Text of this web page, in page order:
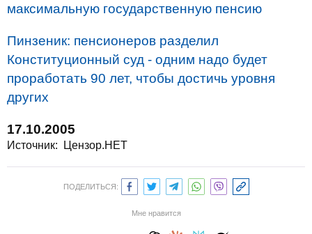
максимальную государственную пенсию
Пинзеник: пенсионеров разделил
Конституционный суд - одним надо будет
проработать 90 лет, чтобы достичь уровня
других
17.10.2005
Источник: Цензор.НЕТ
ПОДЕЛИТЬСЯ:
Мне нравится